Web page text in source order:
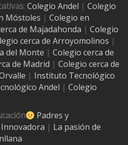
: Colegio Andel | Colegio
Móstoles | Colegio en
de Majadahonda | Colegio
cerca de Arroyomolinos |
del Monte | Colegio cerca de
de Madrid | Colegio cerca de
| Instituto Tecnológico
Andel | Colegio
Padres y
Innovadora | La pasión de